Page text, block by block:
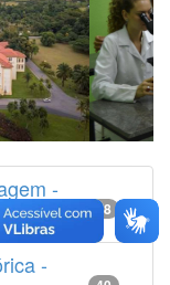
-
14538
-